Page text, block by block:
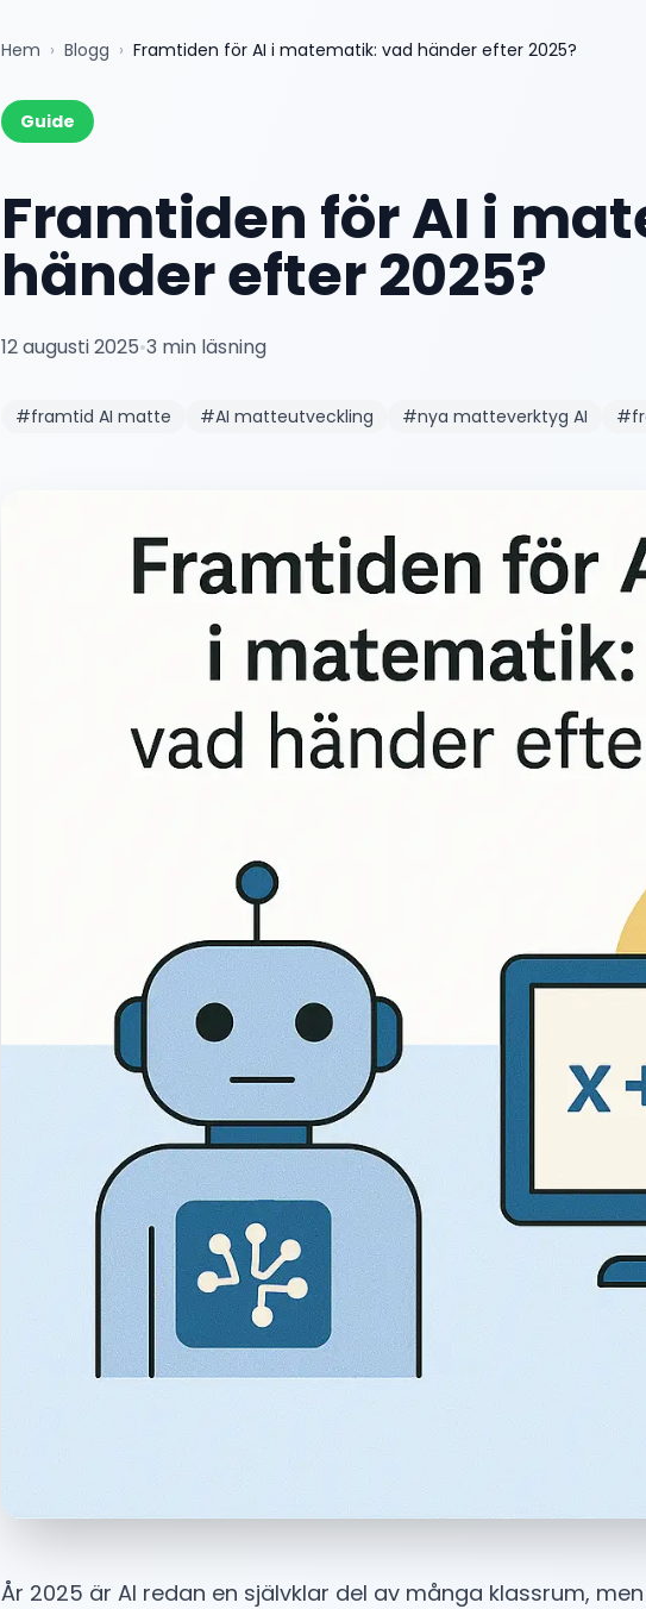
Hem › Blogg › Framtiden för AI i matematik: vad händer efter 2025?
Guide
Framtiden för AI i
händer efter 2025?
12 augusti 2025•3 min läsning
#framtid AI matte #AI matteutveckling #nya matteverktyg AI #
År 2025 är AI redan en självklar del av många klassrum, men